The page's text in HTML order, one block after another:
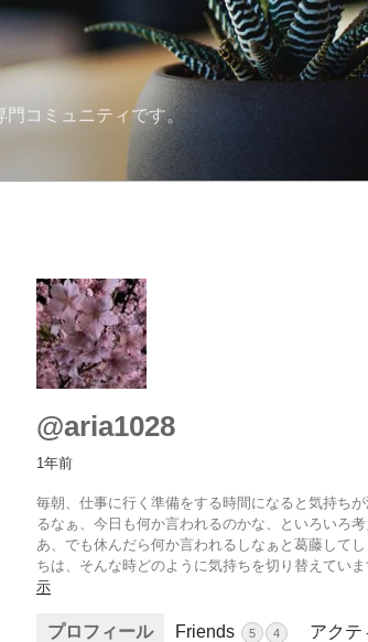
門コミュニティです。
@aria1028
1年前
毎朝、仕事に行く準備をする時間になると気持ち
るなぁ、今日も何か言われるのかな、といろいろ
あ、でも休んだら何か言われるしなぁと葛藤して
ちは、そんな時どのように気持ちを切り替えてい
示
プロフィール Friends 5 4 アクテ